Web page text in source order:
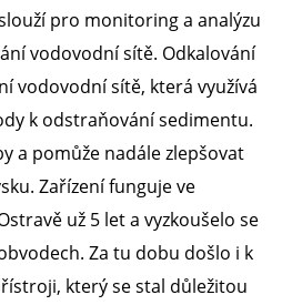
pro monitoring a analýzu
vodovodní sítě. Odkalování
vodovodní sítě, která využívá
k odstraňování sedimentu.
a pomůže nadále zlepšovat
Zařízení funguje ve
už 5 let a vyzkoušelo se
Za tu dobu došlo i k
který se stal důležitou